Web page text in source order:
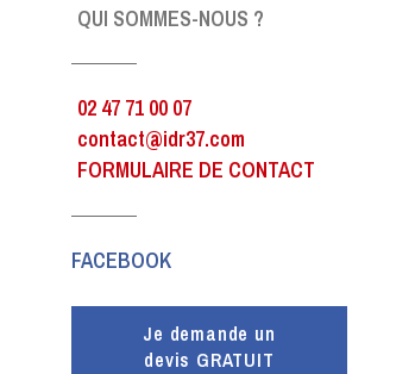
QUI SOMMES-NOUS ?
02 47 71 00 07
contact@idr37.com
FORMULAIRE DE CONTACT
FACEBOOK
Je demande un
devis GRATUIT